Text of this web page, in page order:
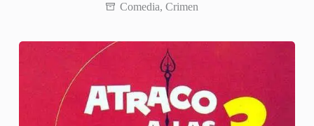
Comedia,Crimen